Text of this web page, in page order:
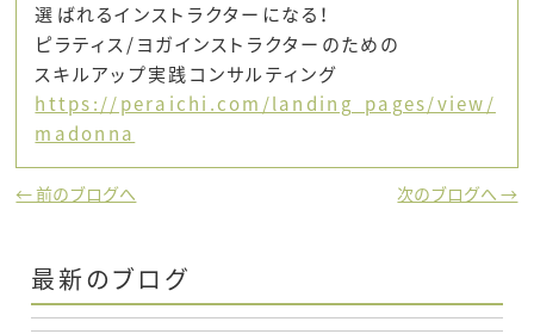
選ばれるインストラクターになる！
ピラティス/ヨガインストラクターのための
スキルアップ実践コンサルティング
https://peraichi.com/landing_pages/view/
madonna
← 前のブログへ 次のブログへ →
最新のブログ